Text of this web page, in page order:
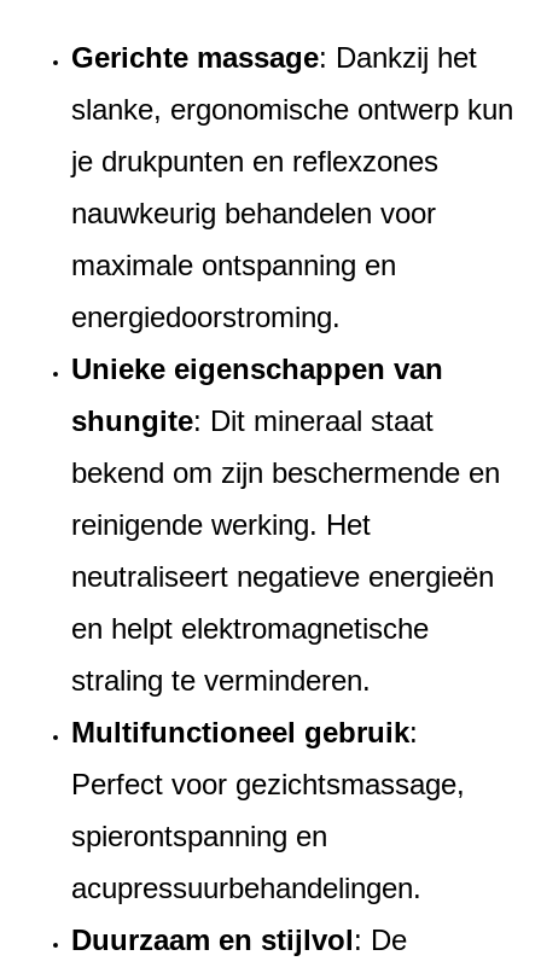
Gerichte massage: Dankzij het
slanke, ergonomische ontwerp kun
je drukpunten en reflexzones
nauwkeurig behandelen voor
maximale ontspanning en
energiedoorstroming.
Unieke eigenschappen van
shungite: Dit mineraal staat
bekend om zijn beschermende en
reinigende werking. Het
neutraliseert negatieve energieën
en helpt elektromagnetische
straling te verminderen.
Multifunctioneel gebruik:
Perfect voor gezichtsmassage,
spierontspanning en
acupressuurbehandelingen.
Duurzaam en stijlvol: De